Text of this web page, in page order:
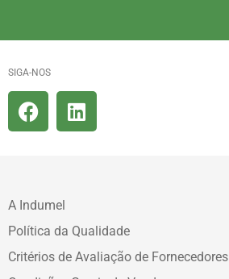
SIGA-NOS
A Indumel
Política da Qualidade
Critérios de Avaliação de Fornecedores